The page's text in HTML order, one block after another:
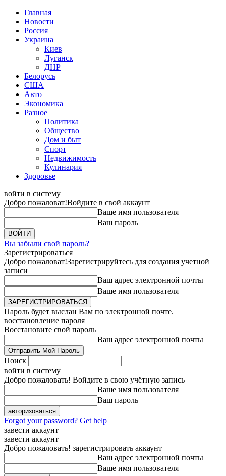
Главная
Новости
Россия
Украина
Киев
Луганск
ДНР
Белорусь
США
Авто
Экономика
Разное
Политика
Общество
Дом и быт
Спорт
Недвижимость
Кулинария
Здоровье
войти в систему
Добро пожаловат!Войдите в свой аккаунт
Ваше имя пользователя
Ваш пароль
Вы забыли свой пароль?
Зарегистрироваться
Добро пожаловат!Зарегистрируйтесь для создания учетной
записи
Ваш адрес электронной почты
Ваше имя пользователя
Пароль будет выслан Вам по электронной почте.
восстановление пароля
Восстановите свой пароль
Ваш адрес электронной почты
Поиск
войти в систему
Добро пожаловать! Войдите в свою учётную запись
Ваше имя пользователя
Ваш пароль
Forgot your password? Get help
завести аккаунт
завести аккаунт
Добро пожаловать! зарегистрировать аккаунт
Ваш адрес электронной почты
Ваше имя пользователя